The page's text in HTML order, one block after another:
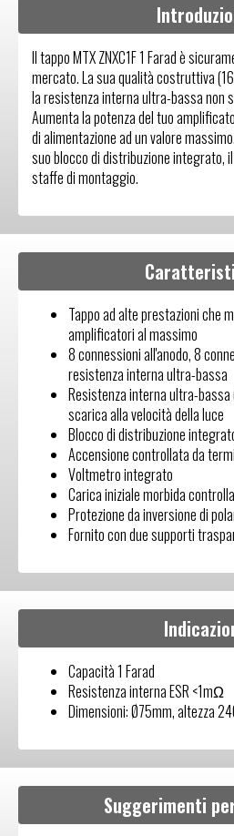
Il tappo MTX ZNXC1F 1 Farad è
mercato. La sua qualità costruttiva
la resistenza interna ultra-bassa non
Aumenta la potenza del tuo
di alimentazione ad un valore
suo blocco di distribuzione integrato,
staffe di montaggio.
Tappo ad alte prestazioni che
amplificatori al massimo
8 connessioni all'anodo, 8
resistenza interna ultra-bassa
Resistenza interna ultra-bassa
scarica alla velocità della luce
Blocco di distribuzione
Accensione controllata da
Voltmetro integrato
Carica iniziale morbida
Protezione da inversione di
Fornito con due supporti
Capacità 1 Farad
Resistenza interna ESR <1mΩ
Dimensioni: Ø75mm, altezza
Suggerimenti